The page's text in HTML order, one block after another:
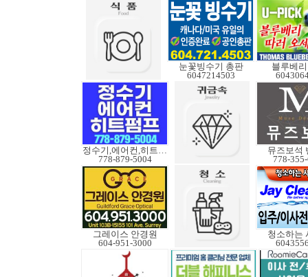
눈꽃빙수기 총판
6047214503
블루베
정수기,에어컨,히트펌프
778-879-5004
뮤즈보석
778-
그레이스 안경원
604-951-3000
청소하는